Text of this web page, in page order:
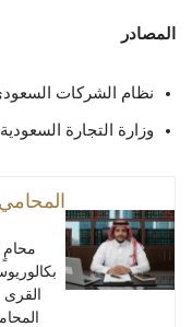
المصادر
نظام الشركات
وزارة التجارة السعودية